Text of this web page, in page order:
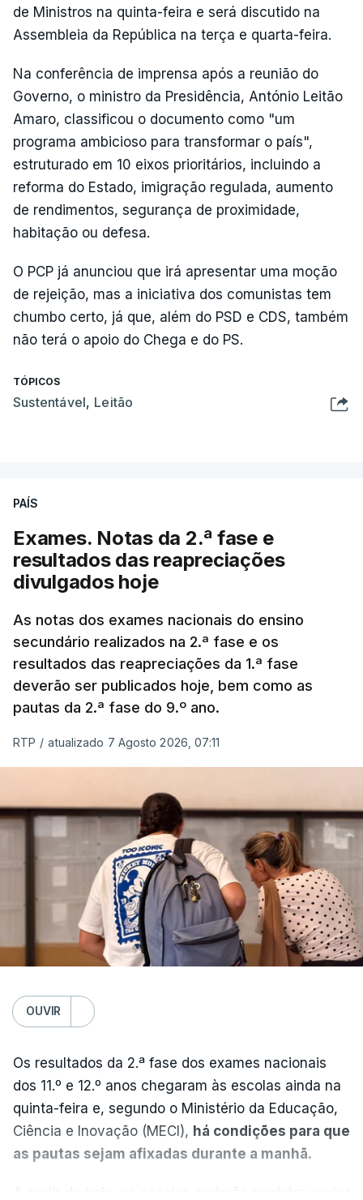
de Ministros na quinta-feira e será discutido na
Assembleia da República na terça e quarta-feira.
Na conferência de imprensa após a reunião do
Governo, o ministro da Presidência, António Leitão
Amaro, classificou o documento como "um
programa ambicioso para transformar o país",
estruturado em 10 eixos prioritários, incluindo a
reforma do Estado, imigração regulada, aumento
de rendimentos, segurança de proximidade,
habitação ou defesa.
O PCP já anunciou que irá apresentar uma moção
de rejeição, mas a iniciativa dos comunistas tem
chumbo certo, já que, além do PSD e CDS, também
não terá o apoio do Chega e do PS.
TÓPICOS
Sustentável, Leitão
PAÍS
Exames. Notas da 2.ª fase e
resultados das reapreciações
divulgados hoje
As notas dos exames nacionais do ensino
secundário realizados na 2.ª fase e os
resultados das reapreciações da 1.ª fase
deverão ser publicados hoje, bem como as
pautas da 2.ª fase do 9.º ano.
RTP / atualizado 7 Agosto 2026, 07:11
OUVIR
Os resultados da 2.ª fase dos exames nacionais
dos 11.º e 12.º anos chegaram às escolas ainda na
quinta-feira e, segundo o Ministério da Educação,
Ciência e Inovação (MECI), há condições para que
as pautas sejam afixadas durante a manhã.